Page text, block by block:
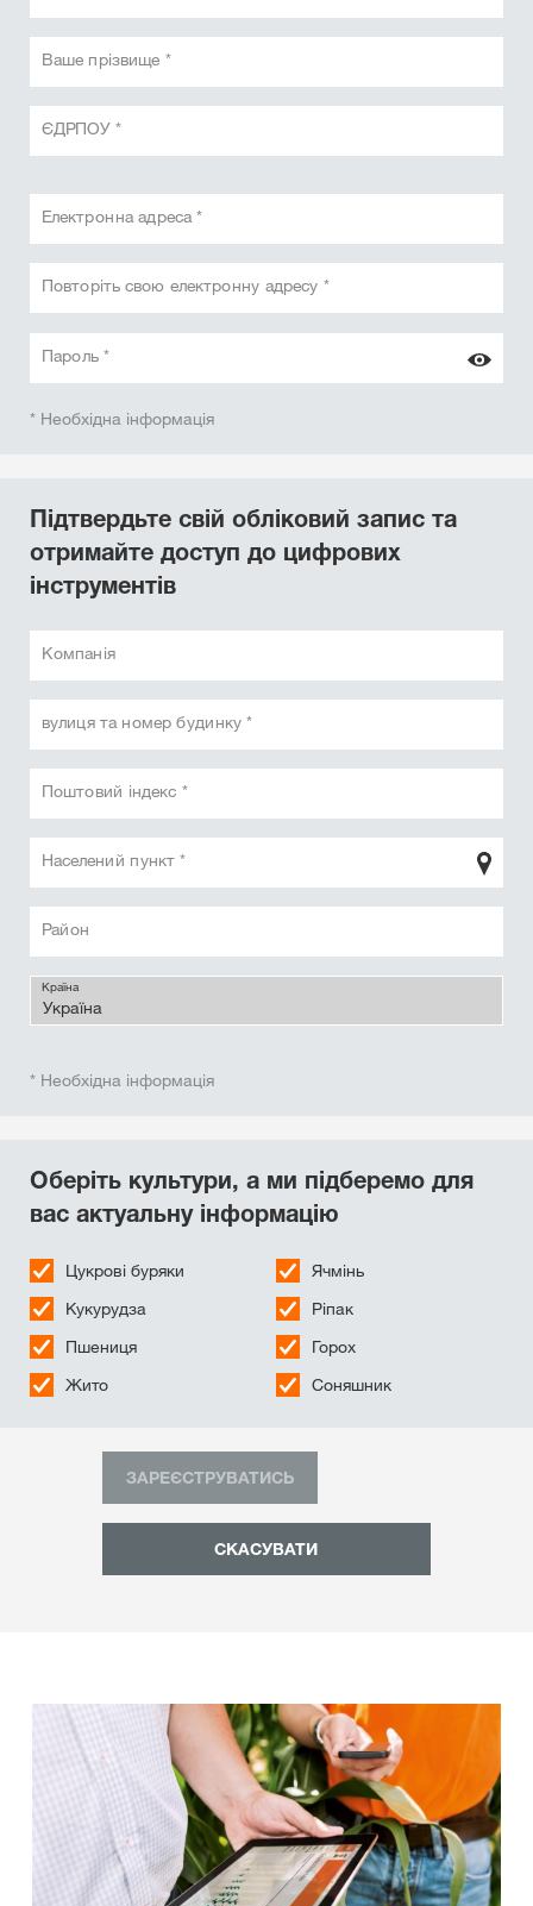
Ваше прізвище *
ЄДРПОУ *
Електронна адреса *
Повторіть свою електронну адресу *
Пароль *
* Необхідна інформація
Підтвердьте свій обліковий запис та
отримайте доступ до цифрових
інструментів
Компанія
вулиця та номер будинку *
Поштовий індекс *
Населений пункт *
Район
Країна
* Необхідна інформація
Оберіть культури, а ми підберемо для
вас актуальну інформацію
Цукровi буряки
Кукурудза
Пшениця
Жито
Ячмінь
Ріпак
Горох
Соняшник
СКАСУВАТИ
ЗАРЕЄСТРУВАТИСЬ